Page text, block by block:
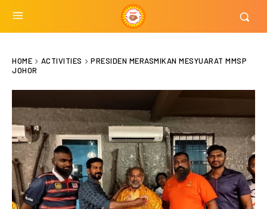
HOME ACTIVITIES
PRESIDEN MERASMIKAN MESYUARAT MMSP
JOHOR